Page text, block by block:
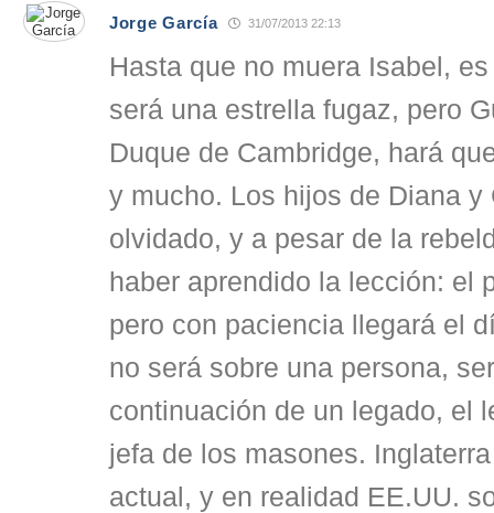
Jorge García 31/07/2013 22:13
Hasta que no muera Isabel,
será una estrella fugaz, pero
Duque de Cambridge, hará
y mucho. Los hijos de Diana y
olvidado, y a pesar de la
haber aprendido la lección: el
pero con paciencia llegará el
no será sobre una persona,
continuación de un legado, el
jefa de los masones.
actual, y en realidad EE.UU.